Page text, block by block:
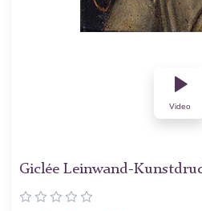
Video
Giclée Leinwand-